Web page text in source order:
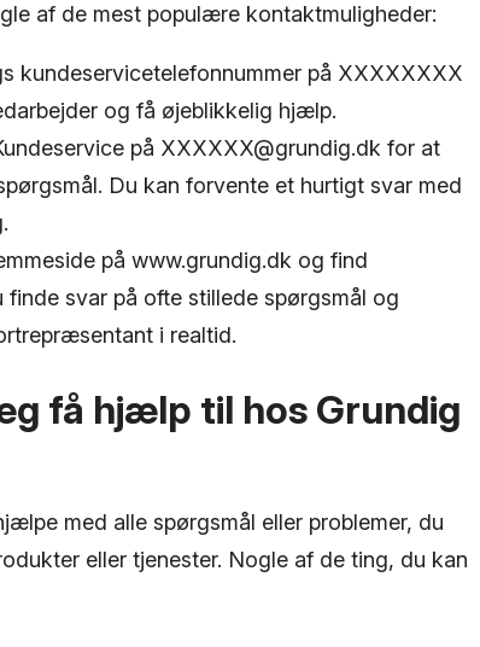
af de mest populære kontaktmuligheder:
kundeservicetelefonnummer på XXXXXXXX
og få øjeblikkelig hjælp.
på XXXXXX@grundig.dk for at
Du kan forvente et hurtigt svar med
på www.grundig.dk og find
svar på ofte stillede spørgsmål og
i realtid.
få hjælp til hos Grundig
med alle spørgsmål eller problemer, du
eller tjenester. Nogle af de ting, du kan